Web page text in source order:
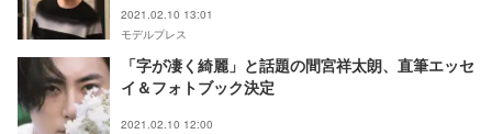
2021.02.10 13:01
モデルプレス
「字が凄く綺麗」と話題の間宮祥太朗、直筆エッセ
イ＆フォトブック決定
2021.02.10 12:00